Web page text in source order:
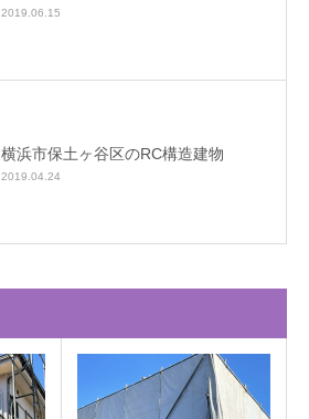
2019.06.15
横浜市保土ヶ谷区のRC構造建物
2019.04.24